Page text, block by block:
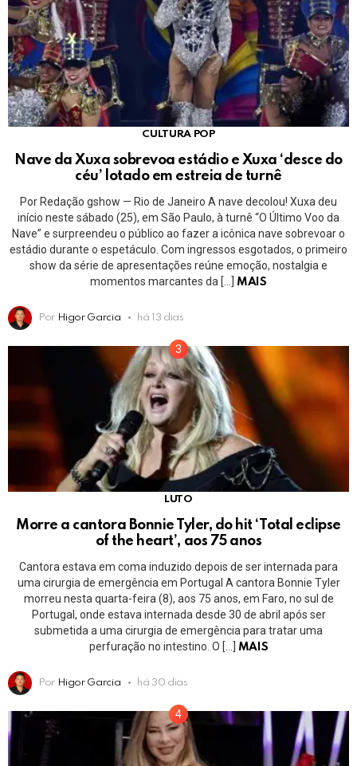
CULTURA POP
Nave da Xuxa sobrevoa estádio e Xuxa ‘desce do
céu’ lotado em estreia de turnê
Por Redação gshow — Rio de Janeiro A nave decolou! Xuxa deu
início neste sábado (25), em São Paulo, à turnê “O Último Voo da
Nave” e surpreendeu o público ao fazer a icônica nave sobrevoar o
estádio durante o espetáculo. Com ingressos esgotados, o primeiro
show da série de apresentações reúne emoção, nostalgia e
momentos marcantes da […] MAIS
Por Higor Garcia há 13 dias
LUTO
Morre a cantora Bonnie Tyler, do hit ‘Total eclipse
of the heart’, aos 75 anos
Cantora estava em coma induzido depois de ser internada para
uma cirurgia de emergência em Portugal A cantora Bonnie Tyler
morreu nesta quarta-feira (8), aos 75 anos, em Faro, no sul de
Portugal, onde estava internada desde 30 de abril após ser
submetida a uma cirurgia de emergência para tratar uma
perfuração no intestino. O […]
MAIS
Por Higor Garcia há 30 dias